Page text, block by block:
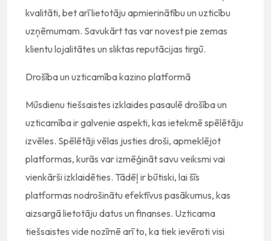
kvalitāti, bet arī lietotāju apmierinātību un uzticību
uzņēmumam. Savukārt tas var novest pie zemas
klientu lojalitātes un sliktas reputācijas tirgū.
Drošība un uzticamība kazino platformā
Mūsdienu tiešsaistes izklaides pasaulē drošība un
uzticamība ir galvenie aspekti, kas ietekmē spēlētāju
izvēles. Spēlētāji vēlas justies droši, apmeklējot
platformas, kurās var izmēģināt savu veiksmi vai
vienkārši izklaidēties. Tādēļ ir būtiski, lai šīs
platformas nodrošinātu efektīvus pasākumus, kas
aizsargā lietotāju datus un finanses. Uzticama
tiešsaistes vide nozīmē arī to, ka tiek ievēroti visi